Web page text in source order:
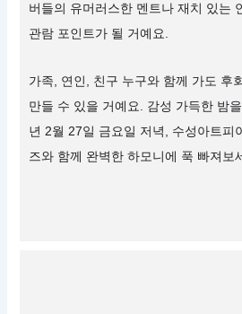
버들의 유머러스한 멘트나 재치 있는
관람 포인트가 될 거예요.
가족, 연인, 친구 누구와 함께 가도 후
만들 수 있을 거예요. 감성 가득한 밤
년 2월 27일 금요일 저녁, 수성아트피
즈와 함께 완벽한 하모니에 푹 빠져보